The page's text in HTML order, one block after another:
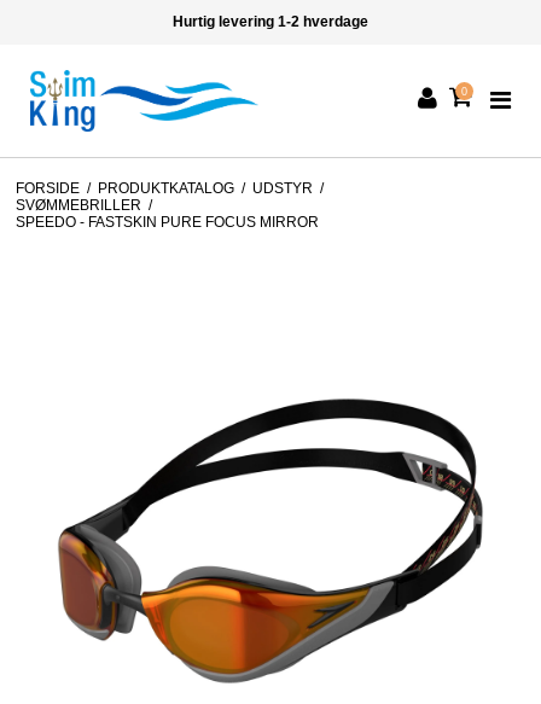
0
FORSIDE / PRODUKTKATALOG / UDSTYR /
SVØMMEBRILLER /
SPEEDO - FASTSKIN PURE FOCUS MIRROR